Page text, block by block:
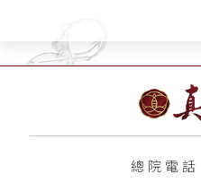
總 院 電 話